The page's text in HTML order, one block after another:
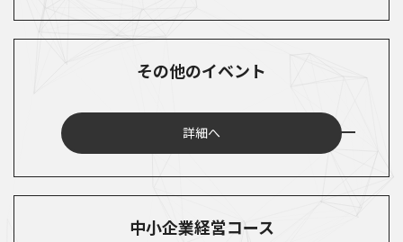
その他のイベント
詳細へ
中小企業経営コース